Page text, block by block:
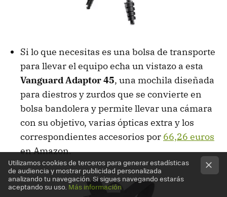
Si lo que necesitas es una bolsa de transporte
para llevar el equipo echa un vistazo a esta
Vanguard Adaptor 45, una mochila diseñada
para diestros y zurdos que se convierte en
bolsa bandolera y permite llevar una cámara
con su objetivo, varias ópticas extra y los
correspondientes accesorios por 66,26 euros
en Amazon.
Utilizamos cookies de terceros para generar estadísticas
de audiencia y mostrar publicidad personalizada
analizando tu navegación. Si sigues navegando estarás
aceptando su uso. Más información